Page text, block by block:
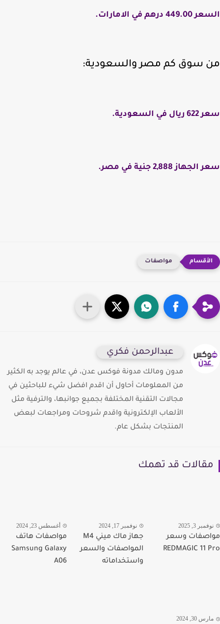
درهم في الامارات.
سوق كم مصر والسعودية:
في السعودية.
2,888 جنية في مصر.
مواصفات
عبدالرحمن فكري
مدون ومالك مدونة فوكس عدن، في عالم يوجد به الكثير
من المعلومات أحاول أن اقدم افضل شيء للباحثين في
مجالات التقنية المختلفة بجميع جوانبها، والترفية مثل
الألعاب الإلكترونية واقدم شروحات ومراجعات لبعض
المنتجات بشكل عام.
قد تهمك
3, 2025
وسعر
REDMAGIC 11
نوفمبر 17, 2024
جهاز ماك ميني M4
المواصفات والسعر
واستخداماته
أغسطس 23, 2024
مواصفات هاتف
Samsung Galaxy
A06
30, 2024